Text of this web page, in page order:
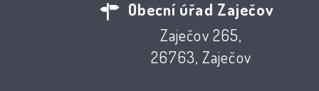
Obecní úřad Zaječov
Zaječov 265,
26763, Zaječov